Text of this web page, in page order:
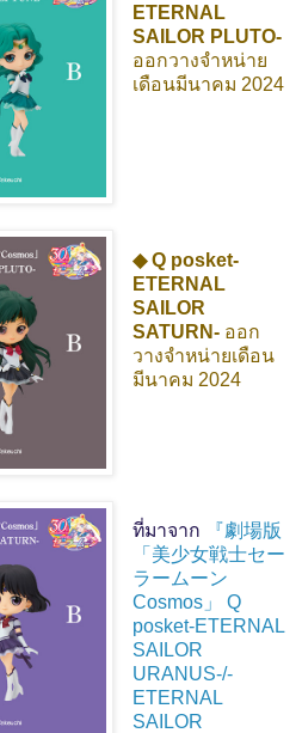
ETERNAL
SAILOR PLUTO-
ออกวางจำหน่าย
เดือนมีนาคม 2024
◆ Q posket-
ETERNAL
SAILOR
SATURN- ออก
วางจำหน่ายเดือน
มีนาคม 2024
ที่มาจาก
『劇場版
「美少女戦士セー
ラームーン
Cosmos」 Q
posket-ETERNAL
SAILOR
URANUS-/-
ETERNAL
SAILOR